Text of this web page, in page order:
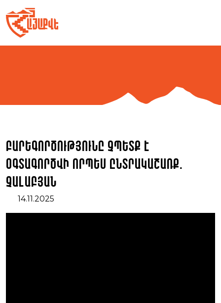
to
content
Բարեգործությունը չպետք է
օգտագործվի որպես ընտրակաշառք.
Չալաբյան
14.11.2025